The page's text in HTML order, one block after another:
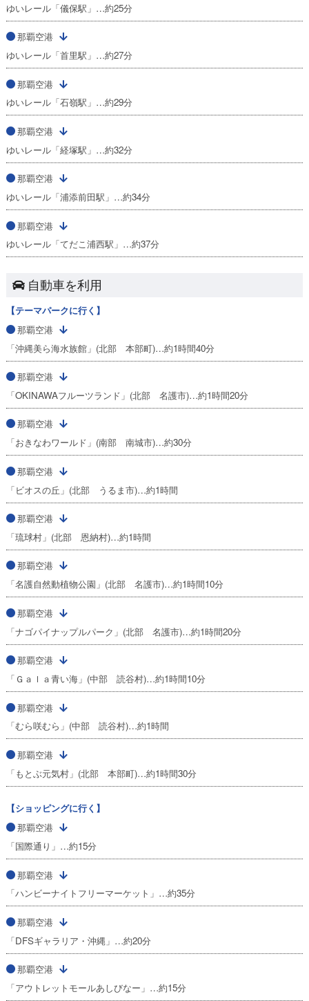
ゆいレール「儀保駅」…約25分
那覇空港
ゆいレール「首里駅」…約27分
那覇空港
ゆいレール「石嶺駅」…約29分
那覇空港
ゆいレール「経塚駅」…約32分
那覇空港
ゆいレール「浦添前田駅」…約34分
那覇空港
ゆいレール「てだこ浦西駅」…約37分
自動車を利用
【テーマパークに行く】
那覇空港
「沖縄美ら海水族館」(北部 本部町)…約1時間40分
那覇空港
「OKINAWAフルーツランド」(北部 名護市)…約1時間20分
那覇空港
「おきなわワールド」(南部 南城市)…約30分
那覇空港
「ビオスの丘」(北部 うるま市)…約1時間
那覇空港
「琉球村」(北部 恩納村)…約1時間
那覇空港
「名護自然動植物公園」(北部 名護市)…約1時間10分
那覇空港
「ナゴパイナップルパーク」(北部 名護市)…約1時間20分
那覇空港
「Ｇａｌａ青い海」(中部 読谷村)…約1時間10分
那覇空港
「むら咲むら」(中部 読谷村)…約1時間
那覇空港
「もとぶ元気村」(北部 本部町)…約1時間30分
【ショッピングに行く】
那覇空港
「国際通り」…約15分
那覇空港
「ハンビーナイトフリーマーケット」…約35分
那覇空港
「DFSギャラリア・沖縄」…約20分
那覇空港
「アウトレットモールあしびなー」…約15分